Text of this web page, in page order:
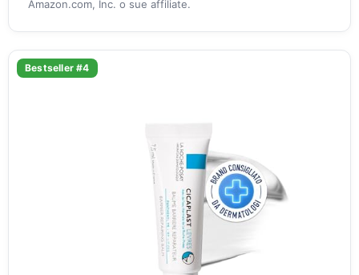
Amazon.com, Inc. o sue affiliate.
Bestseller #4